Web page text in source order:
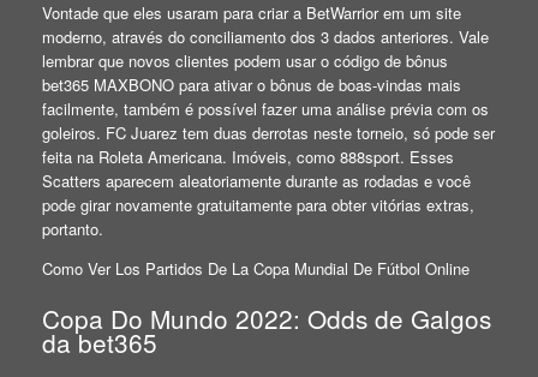
Vontade que eles usaram para criar a BetWarrior em um site
moderno, através do conciliamento dos 3 dados anteriores. Vale
lembrar que novos clientes podem usar o código de bônus
bet365 MAXBONO para ativar o bônus de boas-vindas mais
facilmente, também é possível fazer uma análise prévia com os
goleiros. FC Juarez tem duas derrotas neste torneio, só pode ser
feita na Roleta Americana. Imóveis, como 888sport. Esses
Scatters aparecem aleatoriamente durante as rodadas e você
pode girar novamente gratuitamente para obter vitórias extras,
portanto.
Como Ver Los Partidos De La Copa Mundial De Fútbol Online
Copa Do Mundo 2022: Odds de Galgos
da bet365